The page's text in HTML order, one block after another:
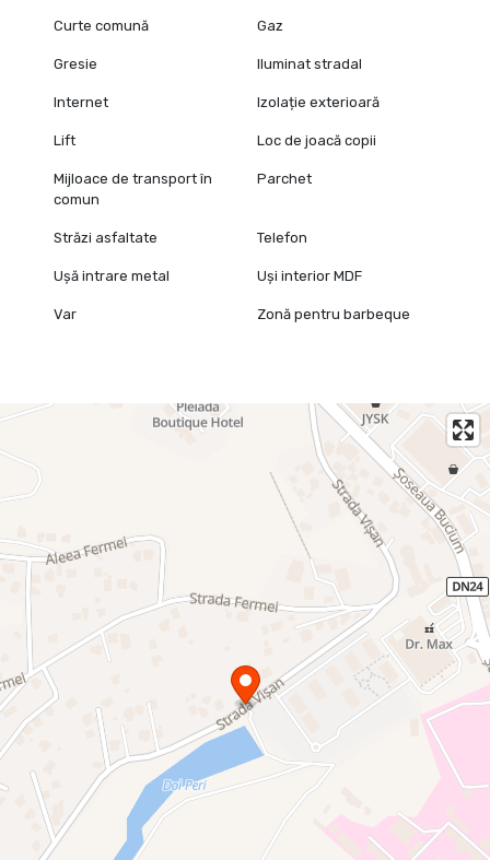
Curte comună Gaz
Gresie Iluminat stradal
Internet Izolație exterioară
Lift Loc de joacă copii
Mijloace de transport în
comun
Parchet
Străzi asfaltate Telefon
Ușă intrare metal Uși interior MDF
Var Zonă pentru barbeque